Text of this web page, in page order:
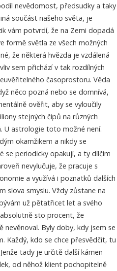
nevědomost, předsudky a taky
součást našeho světa, je
vám potvrdí, že na Zemi dopadá
formě světla ze všech možných
že některá hvězda je vzdálená
sem přichází v tak rozdílných
časoprostoru. Věda
něco pozná nebo se domnívá,
ověřit, aby se vyloučily
stejných čipů na různých
U astrologie toto možné není.
okamžikem a nikdy se
se periodicky opakují, a ty dílčím
nevylučuje, že pracuje s
a využívá i poznatků dalších
slova smyslu. Vždy zůstane na
už pětatřicet let a svého
sto procent, že
Byly doby, kdy jsem se
Každý, kdo se chce přesvědčit, tu
tady je určitě další kámen
od něhož klient pochopitelně